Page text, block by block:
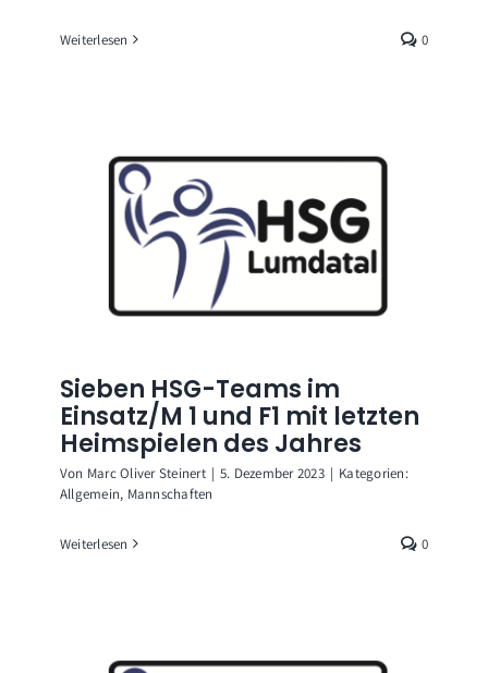
Weiterlesen 0
Sieben HSG-Teams im
Einsatz/M 1 und F1 mit letzten
Heimspielen des Jahres
Von Marc Oliver Steinert | 5. Dezember 2023 | Kategorien:
Allgemein, Mannschaften
Weiterlesen 0